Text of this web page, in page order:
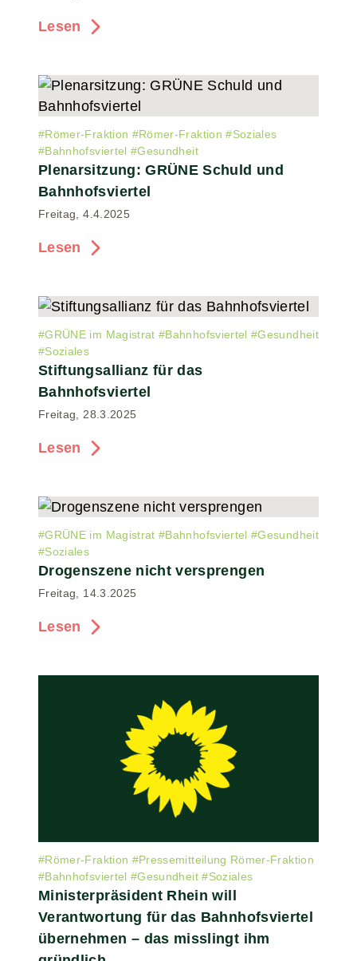
Lesen
#Römer-Fraktion #Römer-Fraktion #Soziales
#Bahnhofsviertel #Gesundheit
Plenarsitzung: GRÜNE Schuld und
Bahnhofsviertel
Freitag, 4.4.2025
Lesen
#GRÜNE im Magistrat #Bahnhofsviertel #Gesundheit
#Soziales
Stiftungsallianz für das
Bahnhofsviertel
Freitag, 28.3.2025
Lesen
#GRÜNE im Magistrat #Bahnhofsviertel #Gesundheit
#Soziales
Drogenszene nicht versprengen
Freitag, 14.3.2025
Lesen
#Römer-Fraktion #Pressemitteilung Römer-Fraktion
#Bahnhofsviertel #Gesundheit #Soziales
Ministerpräsident Rhein will
Verantwortung für das Bahnhofsviertel
übernehmen – das misslingt ihm